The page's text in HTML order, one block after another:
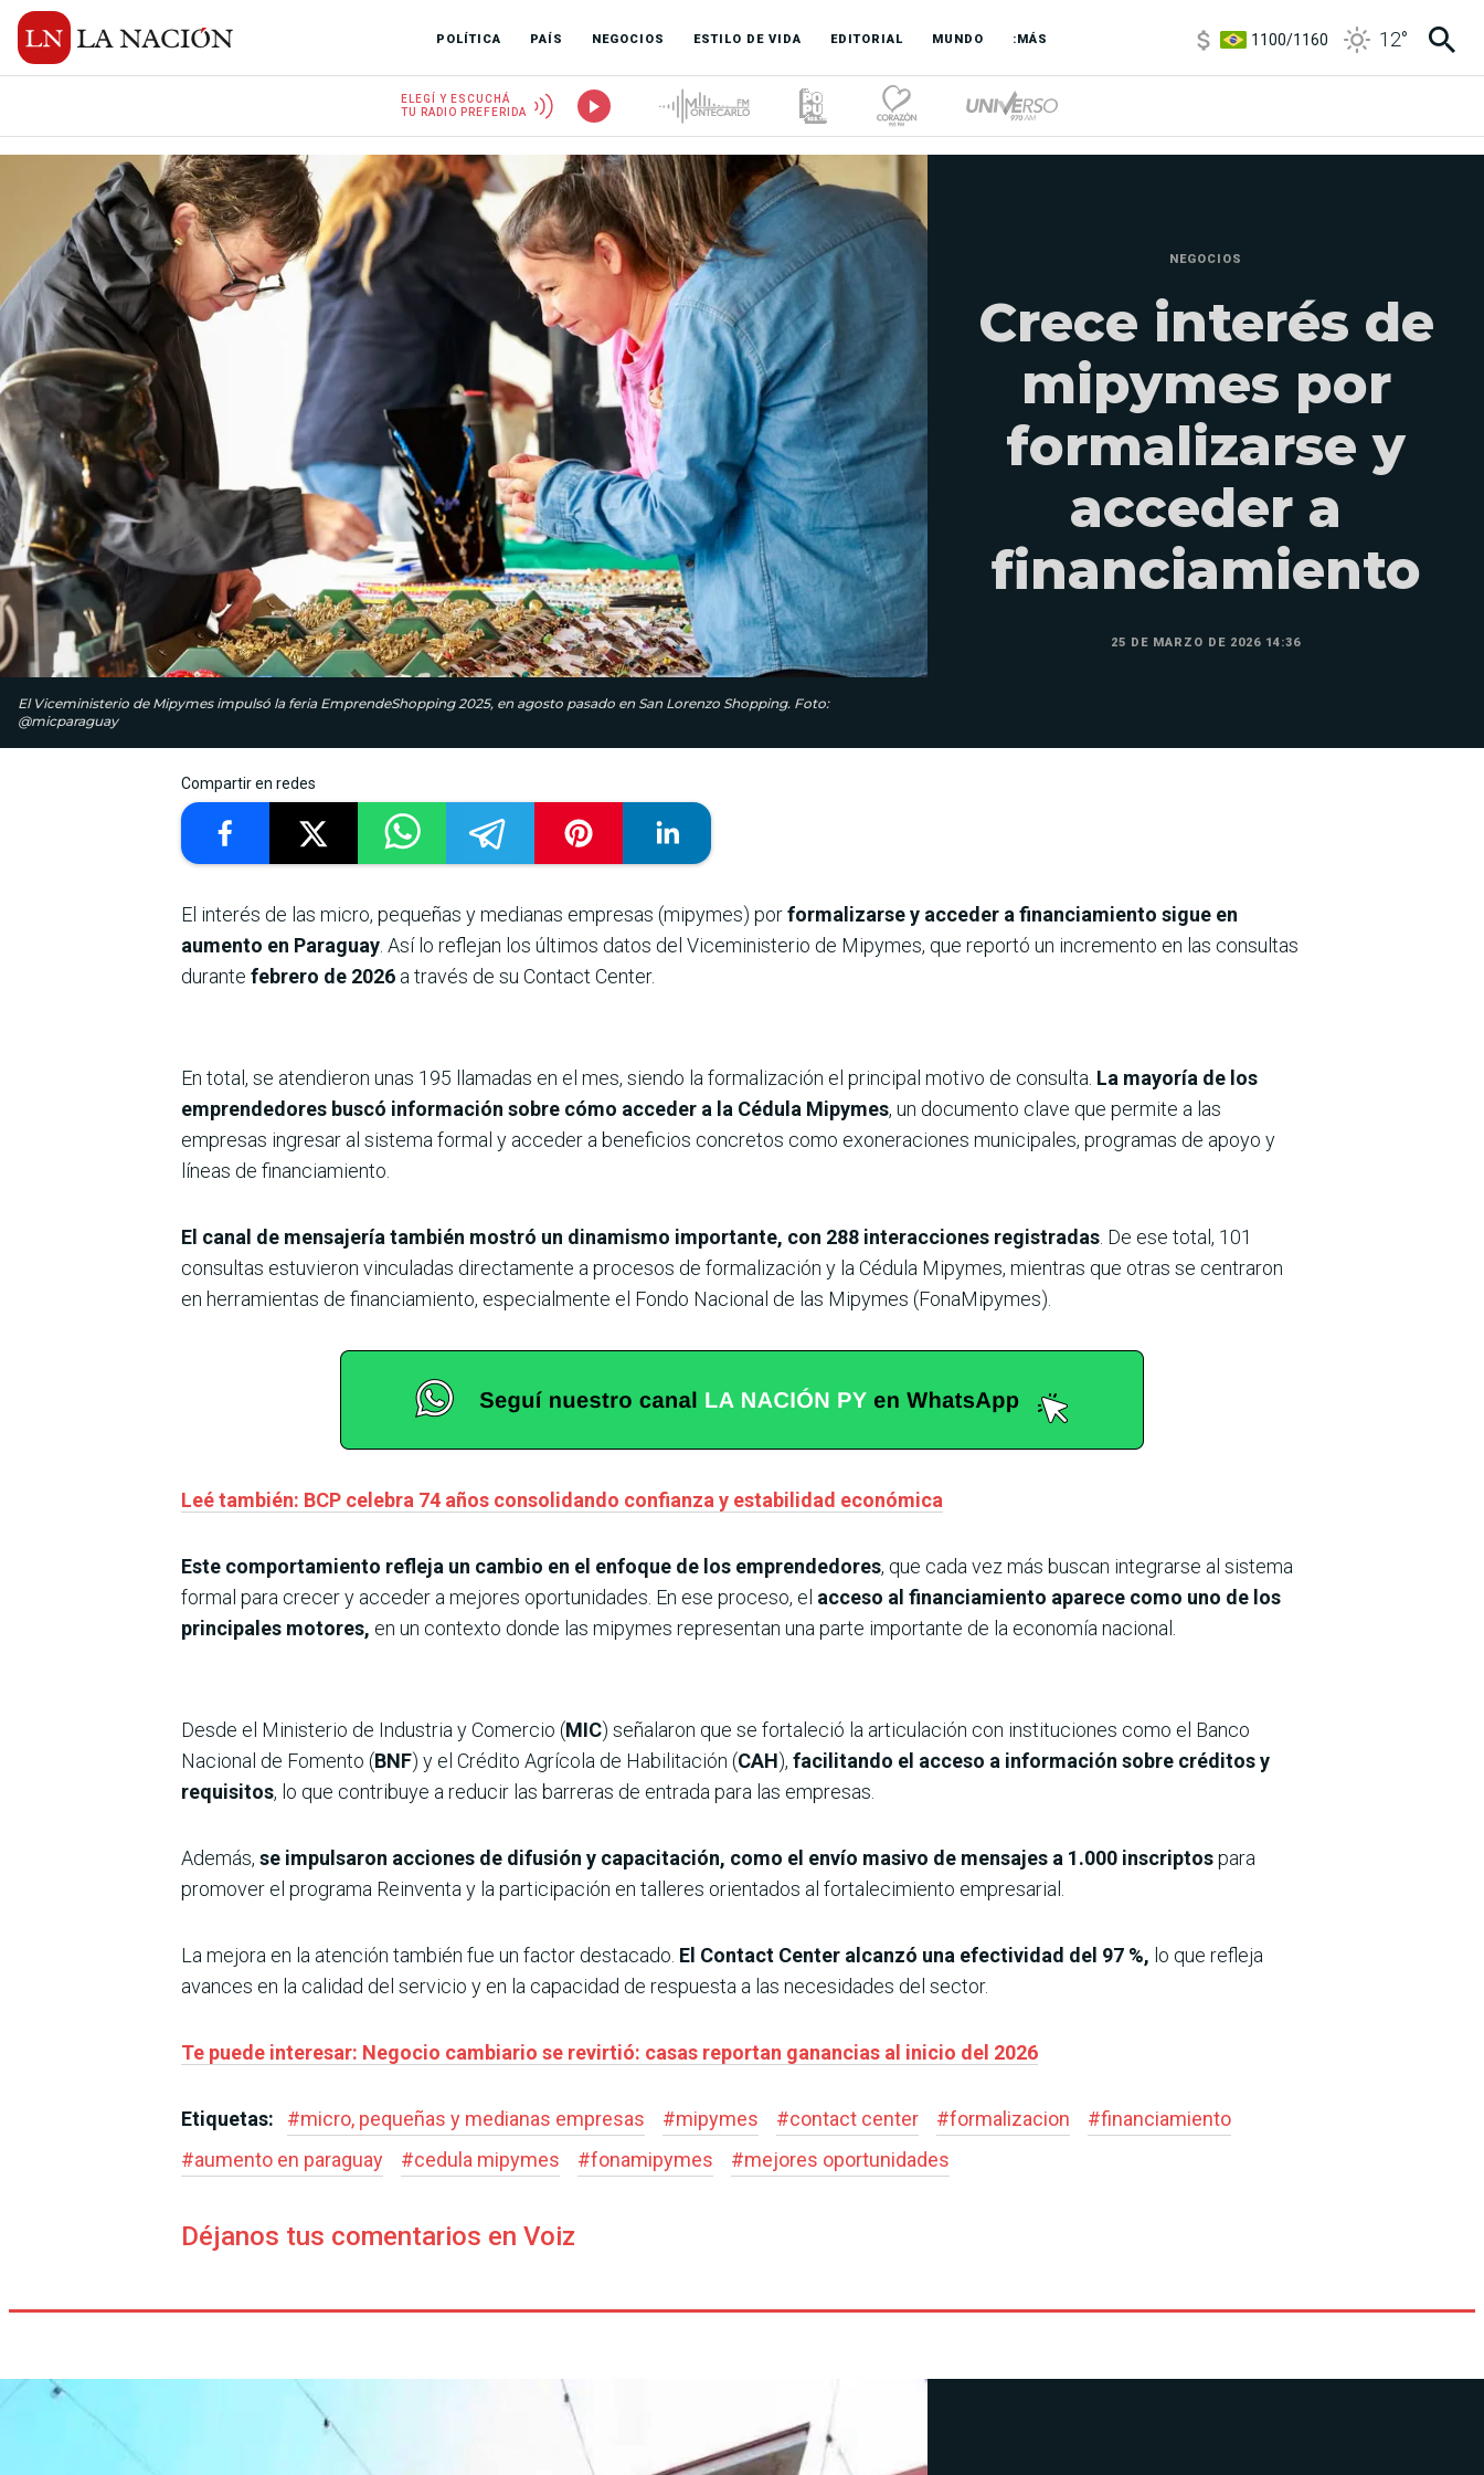
POLÍTICA PAÍS NEGOCIOS ESTILO DE VIDA EDITORIAL MUNDO :MÁS
3,8/4
12°
ELEGÍ Y ESCUCHÁ
TU RADIO PREFERIDA
El Viceministerio de Mipymes impulsó la feria EmprendeShopping 2025, en agosto pasado en San Lorenzo Shopping. Foto:
@micparaguay
NEGOCIOS
Crece interés de
mipymes por
formalizarse y
acceder a
financiamiento
25 DE MARZO DE 2026 14:36
Compartir en redes
El interés de las micro, pequeñas y medianas empresas (mipymes) porformalizarse y acceder a financiamiento sigue en
aumento en Paraguay . Así lo reflejan los últimos datos del Viceministerio de Mipymes, que reportó un incremento en las consultas
durante febrero de 2026 a través de su Contact Center.
En total, se atendieron unas 195 llamadas en el mes, siendo la formalización el principal motivo de consulta. La mayoría de los
emprendedores buscó información sobre cómo acceder a la Cédula Mipymes, un documento clave que permite a las
empresas ingresar al sistema formal y acceder a beneficios concretos como exoneraciones municipales, programas de apoyo y
líneas de financiamiento.
El canal de mensajería también mostró un dinamismo importante, con 288 interacciones registradas . De ese total, 101
consultas estuvieron vinculadas directamente a procesos de formalización y la Cédula Mipymes, mientras que otras se centraron
en herramientas de financiamiento, especialmente el Fondo Nacional de las Mipymes (FonaMipymes).
Leé también: BCP celebra 74 años consolidando confianza y estabilidad económica
Este comportamiento refleja un cambio en el enfoque de los emprendedores, que cada vez más buscan integrarse al sistema
formal para crecer y acceder a mejores oportunidades. En ese proceso, el acceso al financiamiento aparece como uno de los
principales motores, en un contexto donde las mipymes representan una parte importante de la economía nacional.
Desde el Ministerio de Industria y Comercio (MIC) señalaron que se fortaleció la articulación con instituciones como el Banco
Nacional de Fomento (BNF) y el Crédito Agrícola de Habilitación (CAH), facilitando el acceso a información sobre créditos y
requisitos, lo que contribuye a reducir las barreras de entrada para las empresas.
Además, se impulsaron acciones de difusión y capacitación, como el envío masivo de mensajes a 1.000 inscriptospara
promover el programa Reinventa y la participación en talleres orientados al fortalecimiento empresarial.
La mejora en la atención también fue un factor destacado. El Contact Center alcanzó una efectividad del 97 %, lo que refleja
avances en la calidad del servicio y en la capacidad de respuesta a las necesidades del sector.
Te puede interesar: Negocio cambiario se revirtió: casas reportan ganancias al inicio del 2026
Etiquetas: #micro, pequeñas y medianas empresas #mipymes #contact center #formalizacion #financiamiento
#aumento en paraguay #cedula mipymes #fonamipymes #mejores oportunidades
Déjanos tus comentarios en Voiz